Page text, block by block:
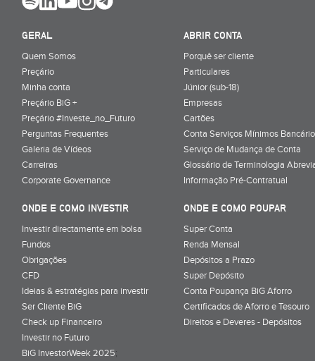
GERAL
Quem Somos
Preçário
Minha conta
Preçário BiG +
Preçário #Investe_no_Futuro
Perguntas Frequentes
Galeria de Vídeos
Carreiras
Corporate Governance
ABRIR CONTA
Porquê ser cliente
Particulares
Júnior (sub-18)
Empresas
Cartões
Conta Serviços Mínimos
Serviço de Mudança de Conta
Glossário de Terminologia
Informação Pré-Contratual
ONDE E COMO INVESTIR
Investir directamente em bolsa
Fundos
Obrigações
CFD
Ideias & estratégias para investir
Ser Cliente BiG
Check up Financeiro
Investir no Futuro
BiG InvestorWeek 2025;
ONDE E COMO POUPAR
Super Conta
Renda Mensal
Depósitos a Prazo
Super Depósito
Conta Poupança BiG Aforro
Certificados de Aforro e Tesouro
Direitos e Deveres - Depósitos